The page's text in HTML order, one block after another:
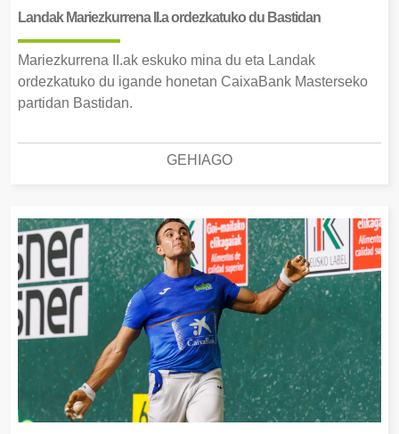
Landak Mariezkurrena II.a ordezkatuko du Bastidan
Mariezkurrena II.ak eskuko mina du eta Landak
ordezkatuko du igande honetan CaixaBank Masterseko
partidan Bastidan.
GEHIAGO